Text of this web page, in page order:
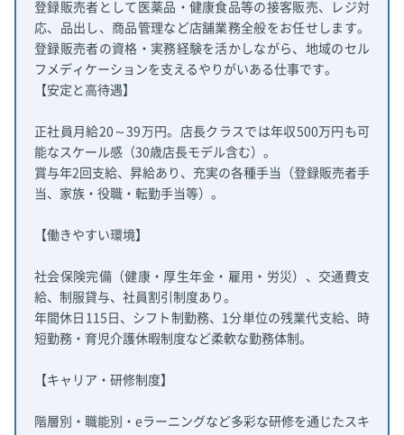
登録販売者として医薬品・健康食品等の接客販売、レジ対
応、品出し、商品管理など店舗業務全般をお任せします。
登録販売者の資格・実務経験を活かしながら、地域のセル
フメディケーションを支えるやりがいある仕事です。
【安定と高待遇】
正社員月給20～39万円。店長クラスでは年収500万円も可
能なスケール感（30歳店長モデル含む）。
賞与年2回支給、昇給あり、充実の各種手当（登録販売者手
当、家族・役職・転勤手当等）。
【働きやすい環境】
社会保険完備（健康・厚生年金・雇用・労災）、交通費支
給、制服貸与、社員割引制度あり。
年間休日115日、シフト制勤務、1分単位の残業代支給、時
短勤務・育児介護休暇制度など柔軟な勤務体制。
【キャリア・研修制度】
階層別・職能別・eラーニングなど多彩な研修を通じたスキ